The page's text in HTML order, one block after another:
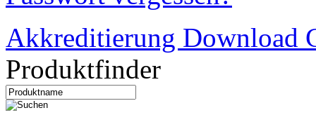
Akkreditierung Download
Produktfinder